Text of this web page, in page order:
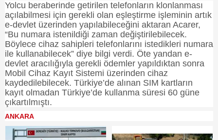
Yolcu beraberinde getirilen telefonların klonlanması
açılabilmesi için gerekli olan eşleştirme işleminin artık
e-devlet üzerinden yapılabileceğini aktaran Acarer,
“Bu numara istenildiği zaman değiştirilebilecek.
Böylece cihaz sahipleri telefonlarını istedikleri numara
ile kullanabilecek” diye bilgi verdi. Öte yandan e-
devlet aracılığıyla gerekli ödemler yapıldıktan sonra
Mobil Cihaz Kayıt Sistemi üzerinden cihaz
kaydedilebilecek. Türkiye’de alınan SIM kartların
kayıt olmadan Türkiye’de kullanma süresi 60 güne
çıkartılmıştı.
ANKARA